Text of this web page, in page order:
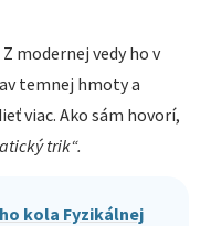
modernej vedy ho v
temnej hmoty a
viac. Ako sám hovorí,
trik“.
kola Fyzikálnej